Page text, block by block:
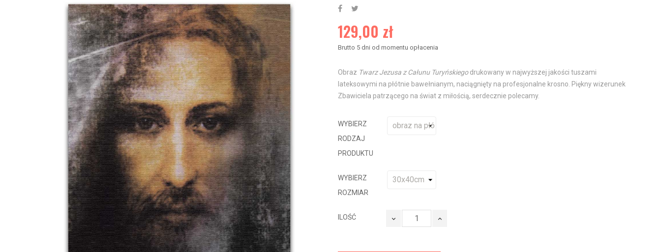
129,00 zł
Brutto 5 dni od momentu opłacenia
Obraz Twarz Jezusa z Całunu Turyńskiegodrukowany w najwyższej jakości tuszami
lateksowymi na płótnie bawełnianym, naciągnięty na profesjonalne krosno. Piękny wizerunek
Zbawiciela patrzącego na świat z miłością, serdecznie polecamy.
WYBIERZ
RODZAJ
PRODUKTU
WYBIERZ
ROZMIAR
ILOŚĆ